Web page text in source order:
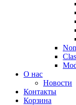
О нас
Новости
Контакты
Корзина